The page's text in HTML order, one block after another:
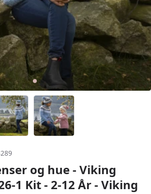
og hue - Viking
1 Kit - 2-12 År - Viking